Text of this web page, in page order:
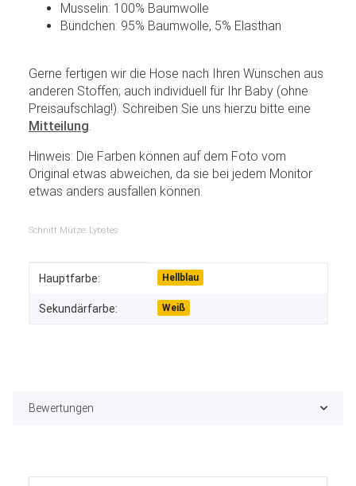
Musselin: 100% Baumwolle
Bündchen: 95% Baumwolle, 5% Elasthan
Gerne fertigen wir die Hose nach Ihren Wünschen aus
anderen Stoffen; auch individuell für Ihr Baby (ohne
Preisaufschlag!). Schreiben Sie uns hierzu bitte eine
Mitteilung.
Hinweis: Die Farben können auf dem Foto vom
Original etwas abweichen, da sie bei jedem Monitor
etwas anders ausfallen können.
Schnitt Mütze: Lybstes
Produkteigenschaft
Wert
Hauptfarbe: Hellblau
Sekundärfarbe: Weiß
Bewertungen